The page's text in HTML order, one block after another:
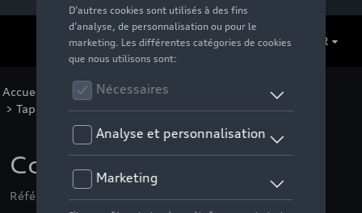
FR
Accueil Pour votre Audi > Confort et protection
> Tapis et coquilles de coffre > Détail
Coquille de coffre
Référence: 8W9061180